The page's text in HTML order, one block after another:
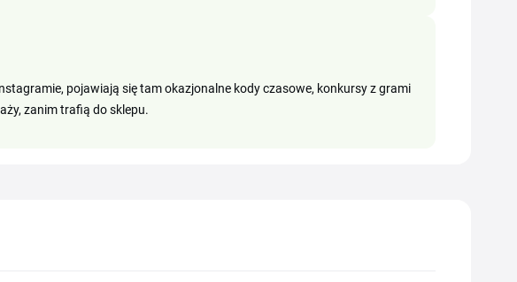
pojawiają się tam okazjonalne kody czasowe, konkursy z grami
zanim trafią do sklepu.